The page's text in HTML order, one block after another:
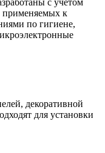
применяемых к
по гигиене,
декоративной
для установки